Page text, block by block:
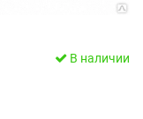
В наличии